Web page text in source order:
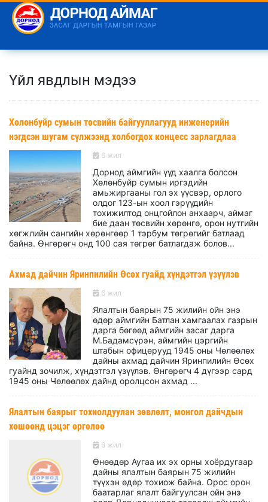
Үйл явдлын мэдээ
Хөлөнбуйр сумын төсвийн байгууллагууд инженерийн
нэгдсэн шугам сүлжээнд холбогдох концесс зарлагдлаа
6 жил
Дорнод аймгийн үүд хаалга болсон
Хөлөнбуйр сумын иргэдийн
амьжиргааны гол эх үүсвэр, орлого
олдог 123-ын хоол гэрүүдийн
тохижилтод онцгойлон анхаарч, аймаг
бие даан төсвийн хөрөнгө, орон нутгийн
хөгжлийн сангийн хөрөнгөөр 1 тэрбум төгрөгийг батлаад
байна. Өнгөрөгч онд 100 сая төгрөг батлагдаж болов...
Ахмад дайчин Яринпилийн Өсөх гуайд хүндэтгэл үзүүлэв
6 жил
Ялалтын баярын 75 жилийн ойн энэ
өдөр аймгийн Батлан хамгаалах газрын
дарга бөгөөд аймгийн засаг дарга
М.Бадамсүрэн, аймгийн цэргийн
штабын офицерууд 1945 оны Чөлөөлөх
дайны ахмад дайчин Яринпилийн Өсөх
гуайнд зочилж, хүндэтгэл үзүүлэв. Өнгөрөгч 4 дүгээр сард
1945 оны Чөлөөлөх дайнд оролцсон ахмад ...
Ялалтын баярыг тохиолдуулан зөвлөлт, монгол дайчдын
хөшөөнд цэцэг өргөлөө
6 жил
Өнөөдөр Аугаа их эх орны хоёрдугаар
дайны ялалтын баярын 75 жилийн
түүхэн өдөр тохиож байна. Орос орон
баатарлаг ялалт байгуулсан ойн энэ